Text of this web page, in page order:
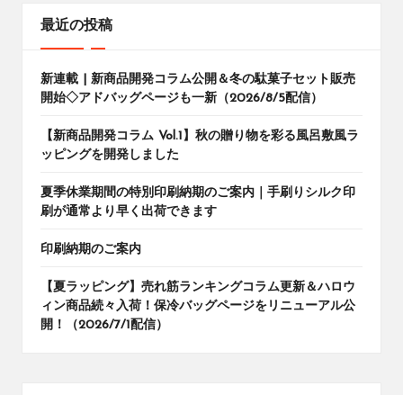
最近の投稿
新連載 | 新商品開発コラム公開＆冬の駄菓子セット販売
開始◇アドバッグページも一新（2026/8/5配信）
【新商品開発コラム Vol.1】秋の贈り物を彩る風呂敷風ラ
ッピングを開発しました
夏季休業期間の特別印刷納期のご案内｜手刷りシルク印
刷が通常より早く出荷できます
印刷納期のご案内
【夏ラッピング】売れ筋ランキングコラム更新＆ハロウ
ィン商品続々入荷！保冷バッグページをリニューアル公
開！（2026/7/1配信）